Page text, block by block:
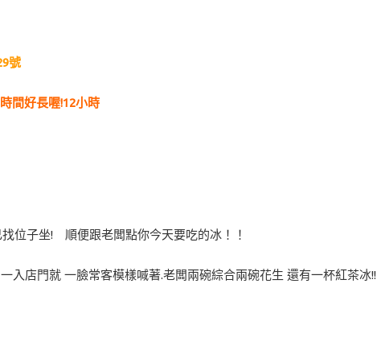
號
間好長喔!12小時
位子坐! 順便跟老闆點你今天要吃的冰！！
入店門就 一臉常客模樣喊著.老闆兩碗綜合兩碗花生 還有一杯紅茶冰!!